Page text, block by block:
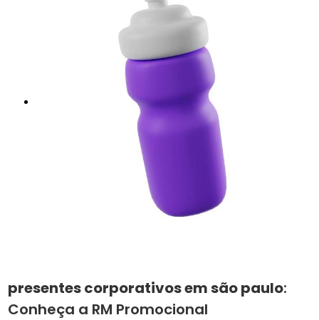
presentes corporativos em são paulo:
Conheça a RM Promocional